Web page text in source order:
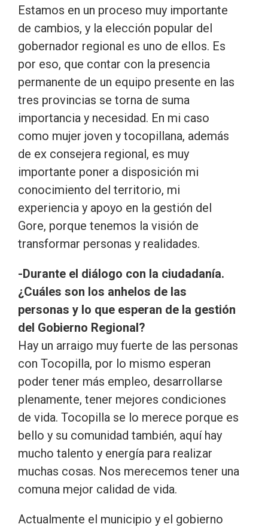
Estamos en un proceso muy importante
de cambios, y la elección popular del
gobernador regional es uno de ellos. Es
por eso, que contar con la presencia
permanente de un equipo presente en las
tres provincias se torna de suma
importancia y necesidad. En mi caso
como mujer joven y tocopillana, además
de ex consejera regional, es muy
importante poner a disposición mi
conocimiento del territorio, mi
experiencia y apoyo en la gestión del
Gore, porque tenemos la visión de
transformar personas y realidades.
-Durante el diálogo con la ciudadanía.
¿Cuáles son los anhelos de las
personas y lo que esperan de la gestión
del Gobierno Regional?
Hay un arraigo muy fuerte de las personas
con Tocopilla, por lo mismo esperan
poder tener más empleo, desarrollarse
plenamente, tener mejores condiciones
de vida. Tocopilla se lo merece porque es
bello y su comunidad también, aquí hay
mucho talento y energía para realizar
muchas cosas. Nos merecemos tener una
comuna mejor calidad de vida.
Actualmente el municipio y el gobierno